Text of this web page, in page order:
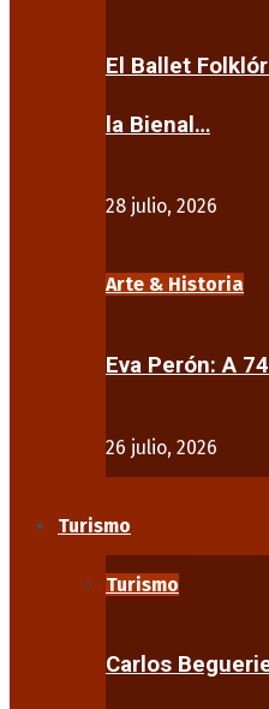
El Ballet
la Bienal…
28 julio, 2026
Arte & Historia
Eva Perón: A
26 julio, 2026
Turismo
Turismo
Carlos